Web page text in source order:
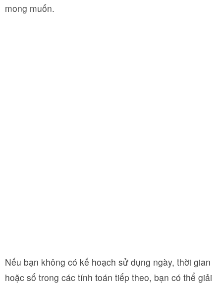
mong muốn.
Nếu bạn không có kế hoạch sử dụng ngày, thời gian
hoặc số trong các tính toán tiếp theo, bạn có thể giải